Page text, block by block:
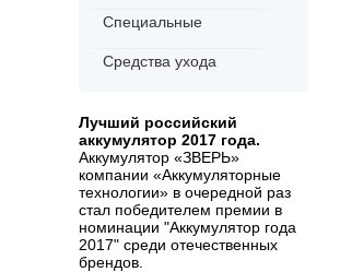
Специальные
Средства ухода
Лучший российский
аккумулятор 2017 года.
Аккумулятор «ЗВЕРЬ»
компании «Аккумуляторные
технологии» в очередной раз
стал победителем премии в
номинации "Аккумулятор года
2017" среди отечественных
брендов.